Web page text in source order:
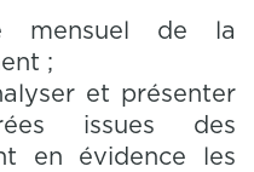
mensuel de la
;
et présenter
issues des
en évidence les